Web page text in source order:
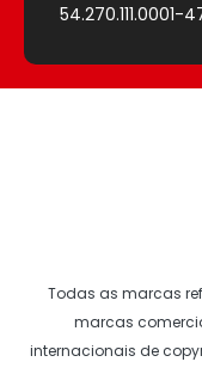
54.270.111.0001-
Todas as marcas
marcas
internacionais de